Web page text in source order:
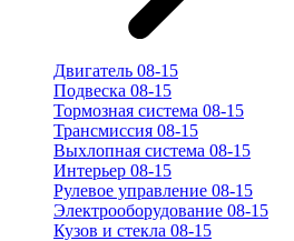
Двигатель 08-15
Подвеска 08-15
Тормозная система 08-15
Трансмиссия 08-15
Выхлопная система 08-15
Интерьер 08-15
Рулевое управление 08-15
Электрооборудование 08-15
Кузов и стекла 08-15